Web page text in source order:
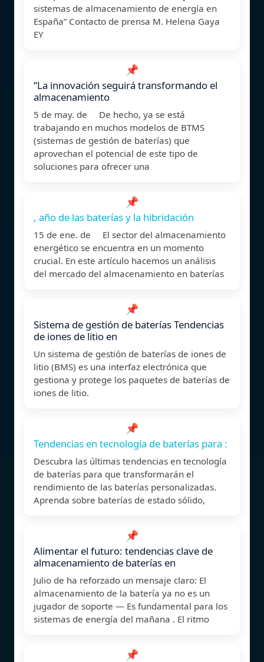
sistemas de almacenamiento de energía en
España” Contacto de prensa M. Helena Gaya
EY
📌
“La innovación seguirá transformando el
almacenamiento
5 de may. de De hecho, ya se está
trabajando en muchos modelos de BTMS
(sistemas de gestión de baterías) que
aprovechan el potencial de este tipo de
soluciones para ofrecer una
📌
, año de las baterías y la hibridación
15 de ene. de El sector del almacenamiento
energético se encuentra en un momento
crucial. En este artículo hacemos un análisis
del mercado del almacenamiento en baterías
📌
Sistema de gestión de baterías Tendencias
de iones de litio en
Un sistema de gestión de baterías de iones de
litio (BMS) es una interfaz electrónica que
gestiona y protege los paquetes de baterías de
iones de litio.
📌
Tendencias en tecnología de baterías para :
Descubra las últimas tendencias en tecnología
de baterías para que transformarán el
rendimiento de las baterías personalizadas.
Aprenda sobre baterías de estado sólido,
📌
Alimentar el futuro: tendencias clave de
almacenamiento de baterías en
Julio de ha reforzado un mensaje claro: El
almacenamiento de la batería ya no es un
jugador de soporte — Es fundamental para los
sistemas de energía del mañana . El ritmo
📌